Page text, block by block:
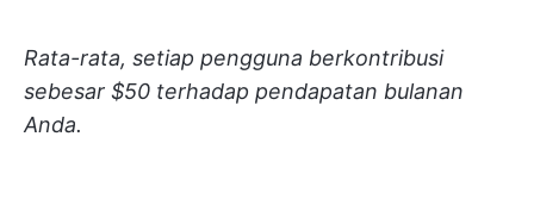
Rata-rata, setiap pengguna berkontribusi
sebesar $50 terhadap pendapatan bulanan
Anda.